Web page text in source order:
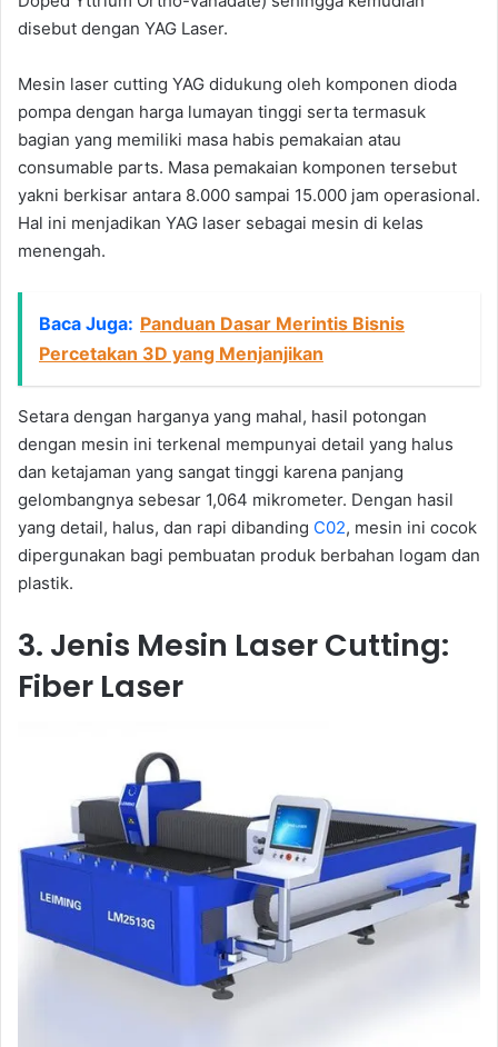
disebut dengan YAG Laser.
Mesin laser cutting YAG didukung oleh komponen dioda
pompa dengan harga lumayan tinggi serta termasuk
bagian yang memiliki masa habis pemakaian atau
consumable parts. Masa pemakaian komponen tersebut
yakni berkisar antara 8.000 sampai 15.000 jam operasional.
Hal ini menjadikan YAG laser sebagai mesin di kelas
menengah.
Baca Juga: Panduan Dasar Merintis Bisnis
Percetakan 3D yang Menjanjikan
Setara dengan harganya yang mahal, hasil potongan
dengan mesin ini terkenal mempunyai detail yang halus
dan ketajaman yang sangat tinggi karena panjang
gelombangnya sebesar 1,064 mikrometer. Dengan hasil
yang detail, halus, dan rapi dibanding C02, mesin ini cocok
dipergunakan bagi pembuatan produk berbahan logam dan
plastik.
3. Jenis Mesin Laser Cutting:
Fiber Laser